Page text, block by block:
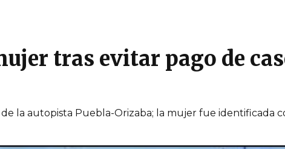
tras evitar pago de
la autopista Puebla-Orizaba; la mujer fue identificada